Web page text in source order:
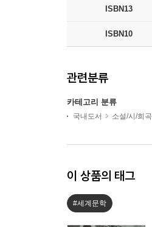
ISBN13
ISBN10
관련분류
카테고리 분류
국내도서 소설/시/희곡
이 상품의 태그
#세계문학